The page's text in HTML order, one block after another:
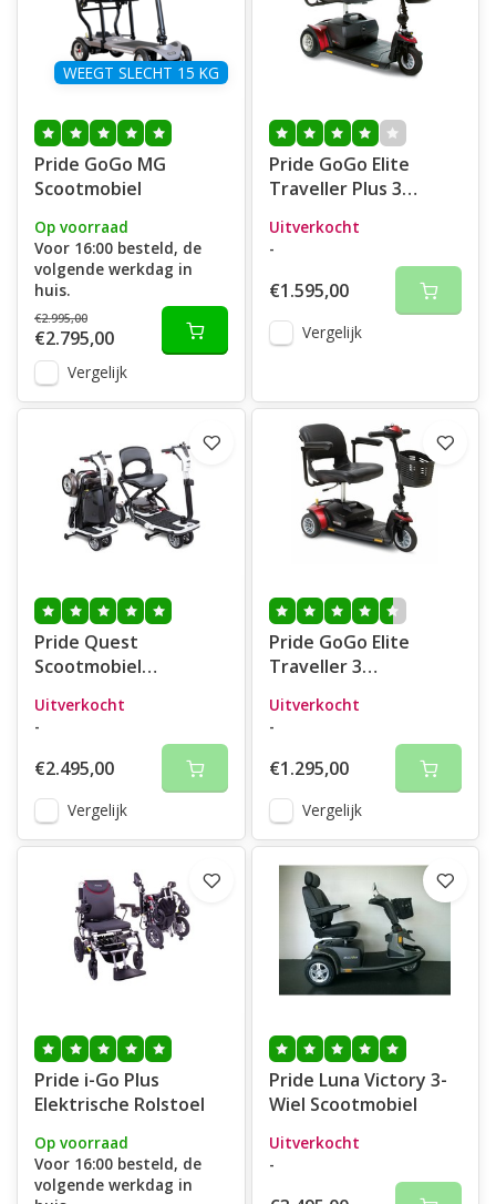
WEEGT SLECHT 15 KG
Pride GoGo MG
Scootmobiel
Op voorraad
Voor 16:00 besteld, de
volgende werkdag in
huis.
€2.995,00
€2.795,00
Vergelijk
Pride GoGo Elite
Traveller Plus 3
Uitverkocht
-
€1.595,00
Vergelijk
Pride Quest
Scootmobiel
Uitverkocht
-
€2.495,00
Vergelijk
Pride GoGo Elite
Traveller 3
opvouwbaar
Uitverkocht
-
€1.295,00
Vergelijk
Pride i-Go Plus
Elektrische Rolstoel
Op voorraad
Voor 16:00 besteld, de
volgende werkdag in
Pride Luna Victory 3-
Wiel Scootmobiel
Uitverkocht
-